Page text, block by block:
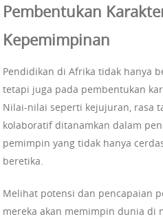
Pembentukan
Kepemimpinan
Pendidikan di Afrika tidak hanya
tetapi juga pada pembentukan
Nilai-nilai seperti kejujuran, rasa
kolaboratif ditanamkan dalam
pemimpin yang tidak hanya
beretika.
Melihat potensi dan pencapaian
mereka akan memimpin dunia di